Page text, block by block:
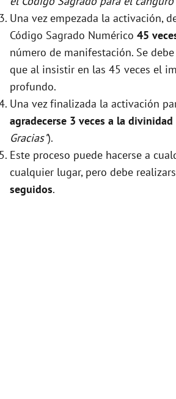
Una vez empezada la activación,
Código Sagrado Numérico 45
número de manifestación. Se
que al insistir en las 45 veces el
profundo.
Una vez finalizada la activación
agradecerse 3 veces a la divinidad
Gracias").
Este proceso puede hacerse a
cualquier lugar, pero debe
seguidos.